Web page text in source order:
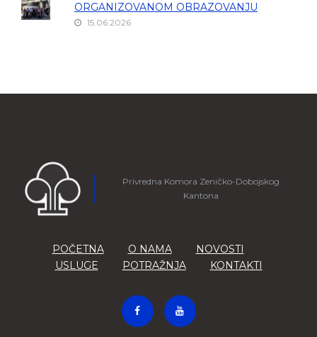
ORGANIZOVANOM OBRAZOVANJU
15.06.2026
Privredna Komora Zeničko-Dobojskog
Kantona
POČETNA O NAMA
NOVOSTI
USLUGE
POTRAŽNJA KONTAKTI